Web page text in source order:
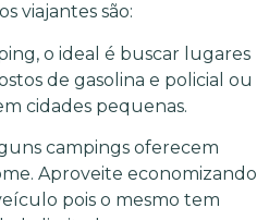
viajantes são:
o ideal é buscar lugares
de gasolina e policial ou
cidades pequenas.
campings oferecem
Aproveite economizando
pois o mesmo tem